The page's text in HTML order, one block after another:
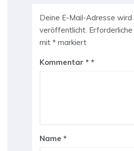
Deine E-Mail-Adresse wird
veröffentlicht.
mit * markiert
Kommentar *
Name *